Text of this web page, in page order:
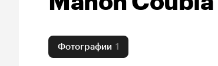
Фотографии 1